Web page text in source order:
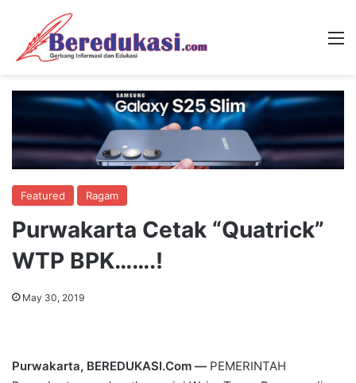
Featured Ragam
Purwakarta Cetak “Quatrick”
WTP BPK…….!
May 30, 2019
Purwakarta, BEREDUKASI.Com — PEMERINTAH